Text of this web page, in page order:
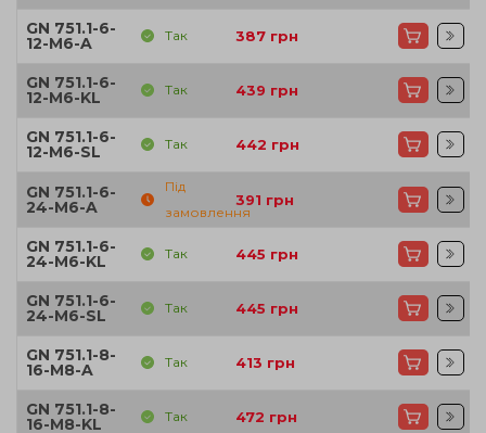
GN 751.1-6-
12-M6-A Так 387 грн
GN 751.1-6-
12-M6-KL Так 439 грн
GN 751.1-6-
12-M6-SL Так 442 грн
GN 751.1-6-
24-M6-A
Під
замовлення
391 грн
GN 751.1-6-
24-M6-KL Так 445 грн
GN 751.1-6-
24-M6-SL Так 445 грн
GN 751.1-8-
16-M8-A Так 413 грн
GN 751.1-8-
16-M8-KL Так 472 грн